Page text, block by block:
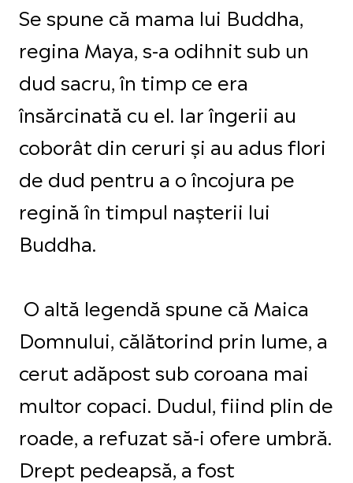
Se spune că mama lui Buddha,
regina Maya, s-a odihnit sub un
dud sacru, în timp ce era
însărcinată cu el. Iar îngerii au
coborât din ceruri și au adus flori
de dud pentru a o încojura pe
regină în timpul nașterii lui
Buddha.
O altă legendă spune că Maica
Domnului, călătorind prin lume, a
cerut adăpost sub coroana mai
multor copaci. Dudul, fiind plin de
roade, a refuzat să-i ofere umbră.
Drept pedeapsă, a fost